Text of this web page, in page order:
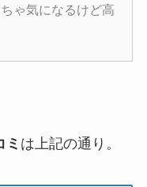
ゃ気になるけど高
は上記の通り。